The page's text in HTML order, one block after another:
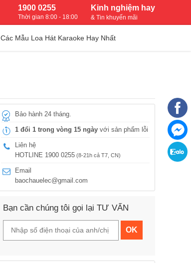
Kinh nghiệm hay
& Tin khuyến mãi
1900 0255
Thời gian 8:00 - 18:00
Các Mẫu Loa Hát Karaoke Hay Nhất
Bảo hành 24 tháng.
1 đổi 1 trong vòng 15 ngày với sản phẩm lỗi
Liên hệ
HOTLINE 1900 0255 (8-21h cả T7, CN)
Email
baochauelec@gmail.com
Bạn cần chúng tôi gọi lại TƯ VẤN
OK